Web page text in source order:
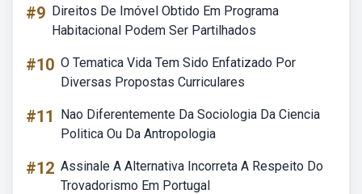
#9 Direitos De Imóvel Obtido Em Programa
Habitacional Podem Ser Partilhados
#10 O Tematica Vida Tem Sido Enfatizado Por
Diversas Propostas Curriculares
#11
Nao Diferentemente Da Sociologia Da Ciencia
Politica Ou Da Antropologia
#12 Assinale A Alternativa Incorreta A Respeito Do
Trovadorismo Em Portugal